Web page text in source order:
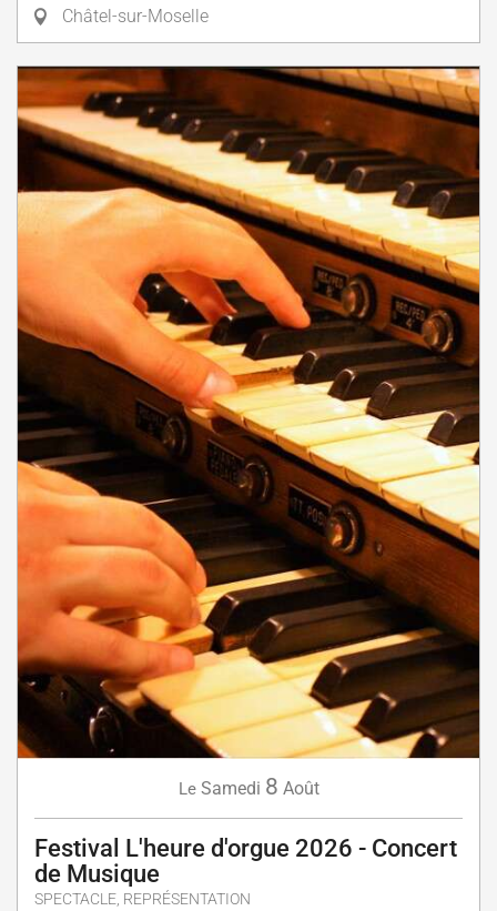
Châtel-sur-Moselle
Le Samedi 8 Août
Festival L'heure d'orgue 2026 - Concert
de Musique
SPECTACLE, REPRÉSENTATION